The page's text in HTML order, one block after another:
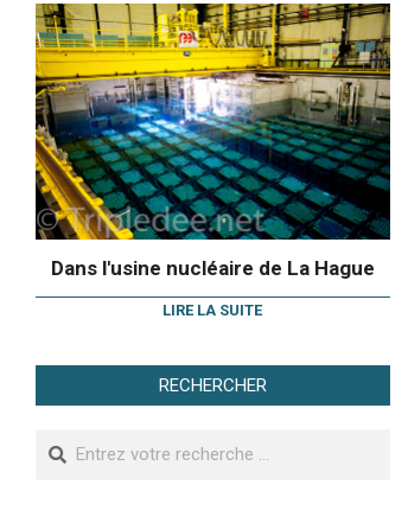
Dans l'usine nucléaire de La Hague
LIRE LA SUITE
RECHERCHER